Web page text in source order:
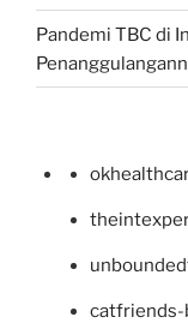
Pandemi TBC di
catfriends-